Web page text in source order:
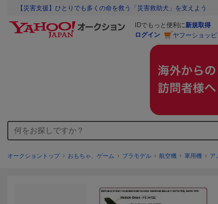
【災害支援】ひとりでも多くの命を救う「災害救助犬」を支えよう
IDでもっと便利に新規取得
ログイン
ヤフーショッ
オークショントップ おもちゃ、ゲーム プラモデル 航空機 軍用機 ア